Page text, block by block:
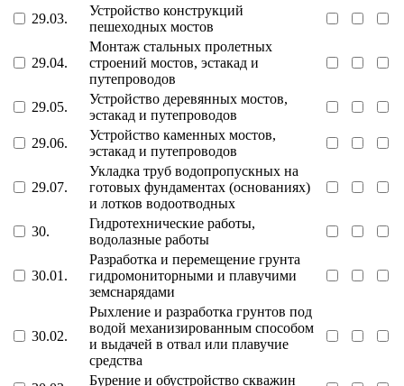
29.03.
Устройство конструкций
пешеходных мостов
29.04.
Монтаж стальных пролетных
строений мостов, эстакад и
путепроводов
29.05.
Устройство деревянных мостов,
эстакад и путепроводов
29.06.
Устройство каменных мостов,
эстакад и путепроводов
29.07.
Укладка труб водопропускных на
готовых фундаментах (основаниях)
и лотков водоотводных
30.
Гидротехнические работы,
водолазные работы
30.01.
Разработка и перемещение грунта
гидромониторными и плавучими
земснарядами
30.02.
Рыхление и разработка грунтов под
водой механизированным способом
и выдачей в отвал или плавучие
средства
Бурение и обустройство скважин